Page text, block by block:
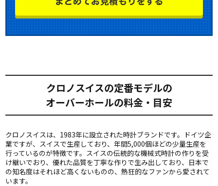
クロノスイスの定番モデルの
オーバーホールの料金・目安
クロノスイスは、1983年に設立された時計ブランドです。ドイツ企
業ですが、スイスで生産しており、年間5,000個ほどの少量生産を
行っているのが特徴です。スイスの伝統的な機械式時計の作りを受
け継いでおり、優れた品質を丁寧な作りで生み出しており、日本で
の知名度はそれほど高くないものの、熱狂的なファンから愛されて
います。